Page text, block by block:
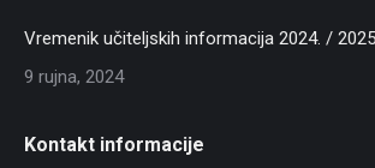
Vremenik učiteljskih informacija 2024. /
9 rujna, 2024
Kontakt informacije